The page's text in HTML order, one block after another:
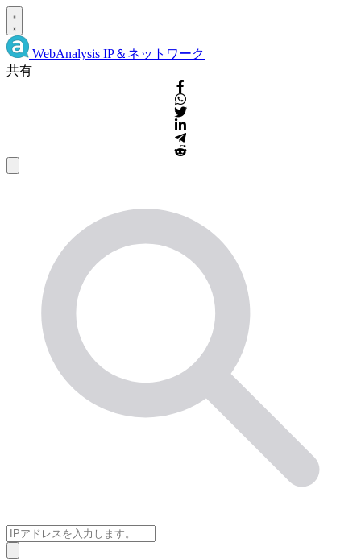
WebAnalysis IP＆ネットワーク
共有
WHOIS